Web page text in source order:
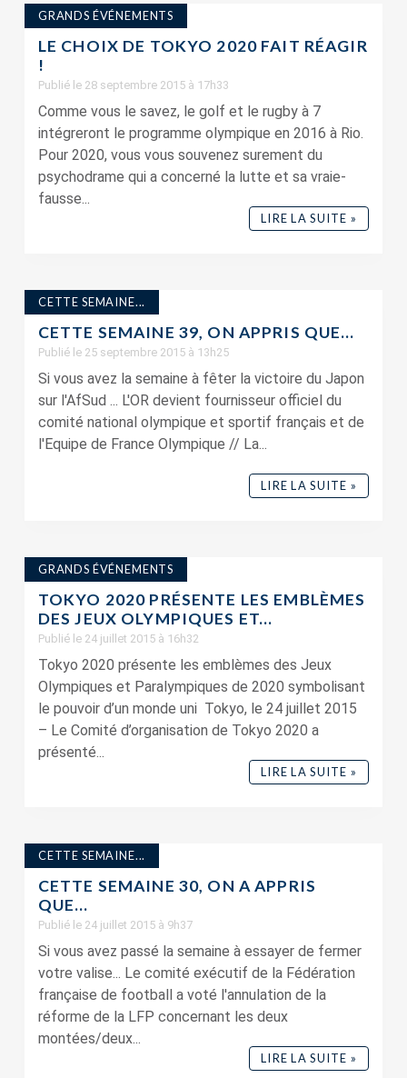
GRANDS ÉVÉNEMENTS
LE CHOIX DE TOKYO 2020 FAIT RÉAGIR
!
Publié le 28 septembre 2015 à 17h33
Comme vous le savez, le golf et le rugby à 7
intégreront le programme olympique en 2016 à Rio.
Pour 2020, vous vous souvenez surement du
psychodrame qui a concerné la lutte et sa vraie-
fausse...
LIRE LA SUITE »
CETTE SEMAINE...
CETTE SEMAINE 39, ON APPRIS QUE…
Publié le 25 septembre 2015 à 13h25
Si vous avez la semaine à fêter la victoire du Japon
sur l'AfSud ... L'OR devient fournisseur officiel du
comité national olympique et sportif français et de
l'Equipe de France Olympique // La...
LIRE LA SUITE »
GRANDS ÉVÉNEMENTS
TOKYO 2020 PRÉSENTE LES EMBLÈMES
DES JEUX OLYMPIQUES ET...
Publié le 24 juillet 2015 à 16h32
Tokyo 2020 présente les emblèmes des Jeux
Olympiques et Paralympiques de 2020 symbolisant
le pouvoir d’un monde uni Tokyo, le 24 juillet 2015
– Le Comité d’organisation de Tokyo 2020 a
présenté...
LIRE LA SUITE »
CETTE SEMAINE...
CETTE SEMAINE 30, ON A APPRIS
QUE…
Publié le 24 juillet 2015 à 9h37
Si vous avez passé la semaine à essayer de fermer
votre valise... Le comité exécutif de la Fédération
française de football a voté l'annulation de la
réforme de la LFP concernant les deux
montées/deux...
LIRE LA SUITE »